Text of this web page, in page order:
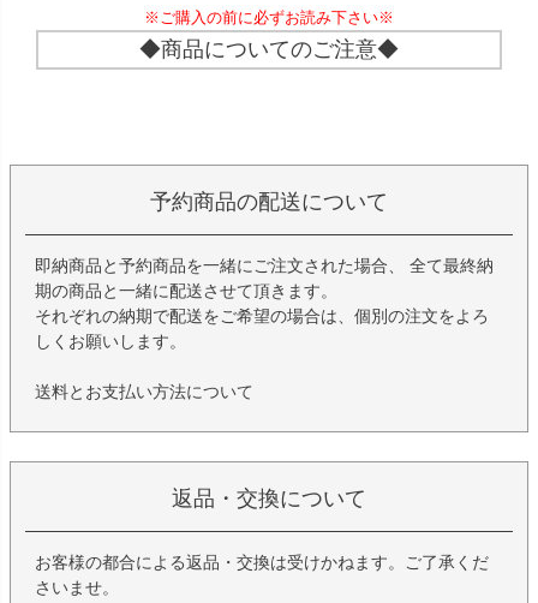
※ご購入の前に必ずお読み下さい※
◆商品についてのご注意◆
予約商品の配送について
即納商品と予約商品を一緒にご注文された場合、 全て最終納
期の商品と一緒に配送させて頂きます。
それぞれの納期で配送をご希望の場合は、個別の注文をよろ
しくお願いします。
送料とお支払い方法について
返品・交換について
お客様の都合による返品・交換は受けかねます。ご了承くだ
さいませ。